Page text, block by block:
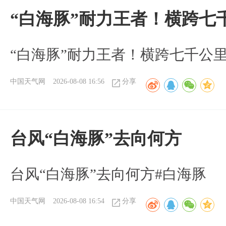
“白海豚”耐力王者！横跨七
“白海豚”耐力王者！横跨七千公
中国天气网 2026-08-08 16:56 分享
台风“白海豚”去向何方
台风“白海豚”去向何方#白海豚
中国天气网 2026-08-08 16:54 分享